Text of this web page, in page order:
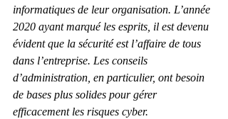
informatiques de leur organisation. L’année
2020 ayant marqué les esprits, il est devenu
évident que la sécurité est l’affaire de tous
dans l’entreprise. Les conseils
d’administration, en particulier, ont besoin
de bases plus solides pour gérer
efficacement les risques cyber.